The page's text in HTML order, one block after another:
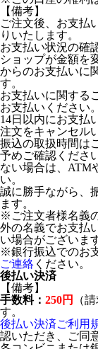
【備考】
ご注文後、お支払
りいたします。
お支払い状況の確
ショップが金額を
からのお支払いに
す。
お支払いに関する
お支払いください。
14日以内にお支払
注文をキャンセル
振込の取扱時間は
予めご確認くださ
ない場合は、ATM
い。
誠に勝手ながら、
ます。
※ご注文者様名義
外の名義でお支払
い場合がございま
※銀行振込でのお
ご連絡 ください。
後払い決済
【備考】
手数料： 250円
（
す。
後払い決済ご利用
認いただき、ご同